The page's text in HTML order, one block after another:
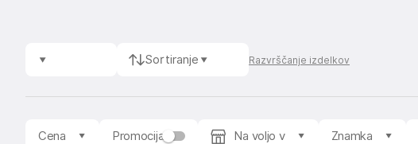
Sortiranje Razvrščanje izdelkov
Cena Promocija Na voljo v Znamka